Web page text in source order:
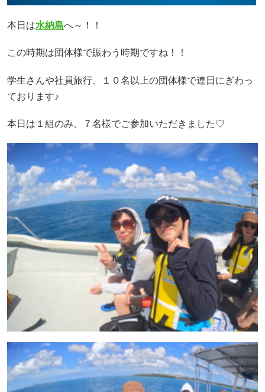
本日は水納島へ～！！
この時期は団体様で賑わう時期ですね！！
学生さんや社員旅行、１０名以上の団体様で連日にぎわっ
ております♪
本日は１組のみ、７名様でご参加いただきました♡